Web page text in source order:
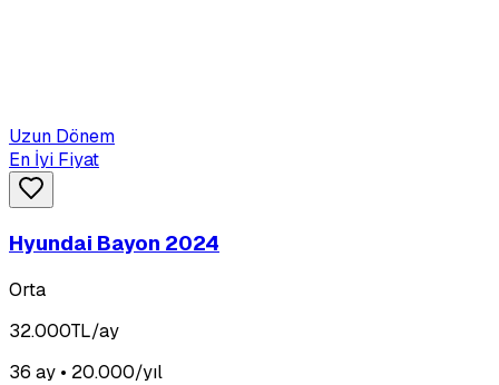
Uzun Dönem
En İyi Fiyat
Hyundai Bayon 2024
Orta
32.000TL/ay
36 ay • 20.000/yıl